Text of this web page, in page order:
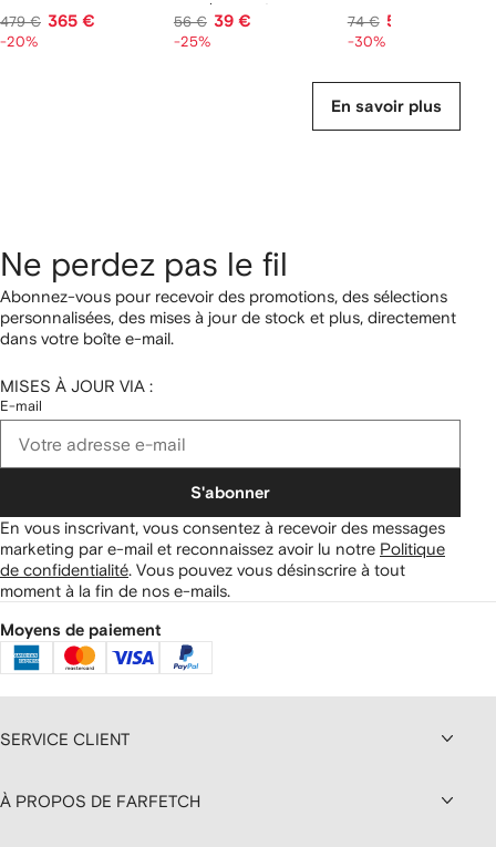
479 € 365 €
-20%
manches courtes
56 € 39 €
-25%
74 € 52 €
-30%
En savoir plus
Ne perdez pas le fil
Abonnez-vous pour recevoir des promotions, des sélections
personnalisées, des mises à jour de stock et plus, directement
dans votre boîte e-mail.
MISES À JOUR VIA :
E-mail
S'abonner
En vous inscrivant, vous consentez à recevoir des messages
marketing par e-mail et reconnaissez avoir lu notre Politique
de confidentialité. Vous pouvez vous désinscrire à tout
moment à la fin de nos e-mails.
Moyens de paiement
SERVICE CLIENT
À PROPOS DE FARFETCH